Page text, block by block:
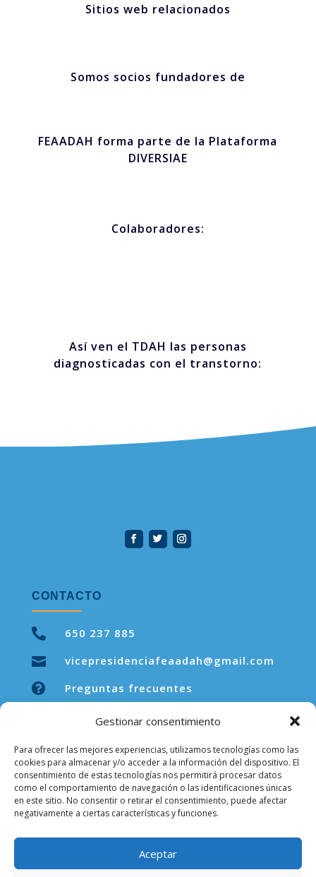
Gestionar consentimiento
Para ofrecer las mejores experiencias, utilizamos tecnologías como las
cookies para almacenar y/o acceder a la información del dispositivo. El
consentimiento de estas tecnologías nos permitirá procesar datos
como el comportamiento de navegación o las identificaciones únicas
en este sitio. No consentir o retirar el consentimiento, puede afectar
negativamente a ciertas características y funciones.
Aceptar
Sitios web relacionados
Somos socios fundadores de
FEAADAH forma parte de la Plataforma
DIVERSIAE
Colaboradores:
Así ven el TDAH las personas
diagnosticadas con el transtorno:
CONTACTO

650 237 885

vicepresidenciafeaadah@gmail.com
 Preguntas frecuentes
LEGAL
Aviso legal
Política de privacidad